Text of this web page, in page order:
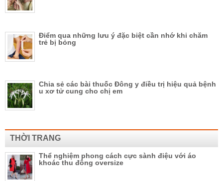
Điểm qua những lưu ý đặc biệt cần nhớ khi chăm
trẻ bị bỏng
Chia sẻ các bài thuốc Đông y điều trị hiệu quả bệnh
u xơ tử cung cho chị em
THỜI TRANG
Thể nghiệm phong cách cực sành điệu với áo
khoác thu đông oversize